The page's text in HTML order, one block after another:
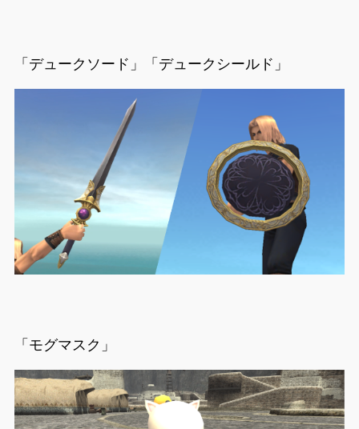
「デュークソード」「デュークシールド」
「モグマスク」